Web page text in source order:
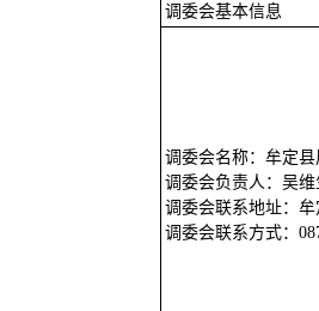
调委会基本信息
调委会名称：牟定
调委会负责人：吴维
调委会联系地址：
调委会联系方式：